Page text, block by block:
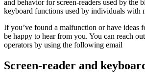
and behavior for screen-readers used by the
keyboard functions used by individuals with
If you’ve found a malfunction or have ideas
be happy to hear from you. You can reach
operators by using the following email
Screen-reader and